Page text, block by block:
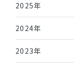
2025年
2024年
2023年